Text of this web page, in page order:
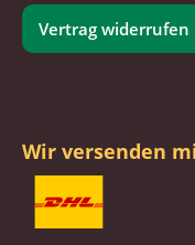
Vertrag widerrufen
Wir versenden